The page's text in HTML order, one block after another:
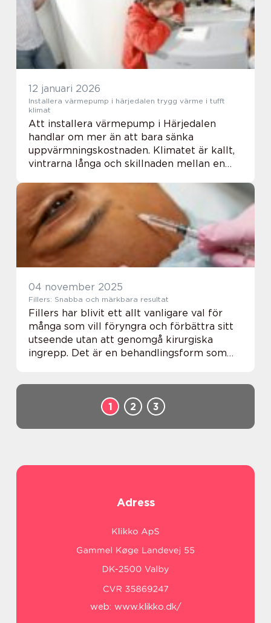
12 januari 2026
Installera värmepump i härjedalen trygg värme i tufft
klimat
Att installera värmepump i Härjedalen
handlar om mer än att bara sänka
uppvärmningskostnaden. Klimatet är kallt,
vintrarna långa och skillnaden mellan en
tydligt både i plånboken och i
inomhusklimatet. Med rätt...
04 november 2025
Fillers: Snabba och märkbara resultat
Fillers har blivit ett allt vanligare val för
många som vill föryngra och förbättra sitt
utseende utan att genomgå kirurgiska
ingrepp. Det är en behandlingsform som
1 2 3
Adress
web: www.klikko.dk/